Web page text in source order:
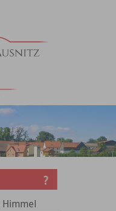
Himmel